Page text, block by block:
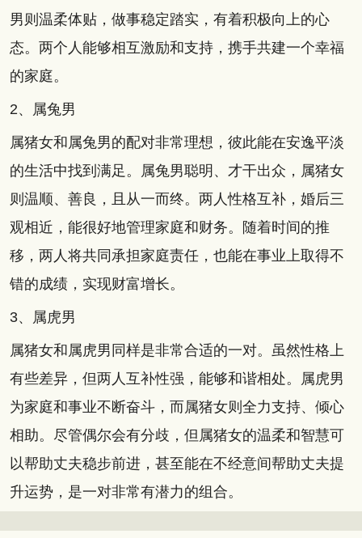
男则温柔体贴，做事稳定踏实，有着积极向上的心
态。两个人能够相互激励和支持，携手共建一个幸福
的家庭。
2、属兔男
属猪女和属兔男的配对非常理想，彼此能在安逸平淡
的生活中找到满足。属兔男聪明、才干出众，属猪女
则温顺、善良，且从一而终。两人性格互补，婚后三
观相近，能很好地管理家庭和财务。随着时间的推
移，两人将共同承担家庭责任，也能在事业上取得不
错的成绩，实现财富增长。
3、属虎男
属猪女和属虎男同样是非常合适的一对。虽然性格上
有些差异，但两人互补性强，能够和谐相处。属虎男
为家庭和事业不断奋斗，而属猪女则全力支持、倾心
相助。尽管偶尔会有分歧，但属猪女的温柔和智慧可
以帮助丈夫稳步前进，甚至能在不经意间帮助丈夫提
升运势，是一对非常有潜力的组合。